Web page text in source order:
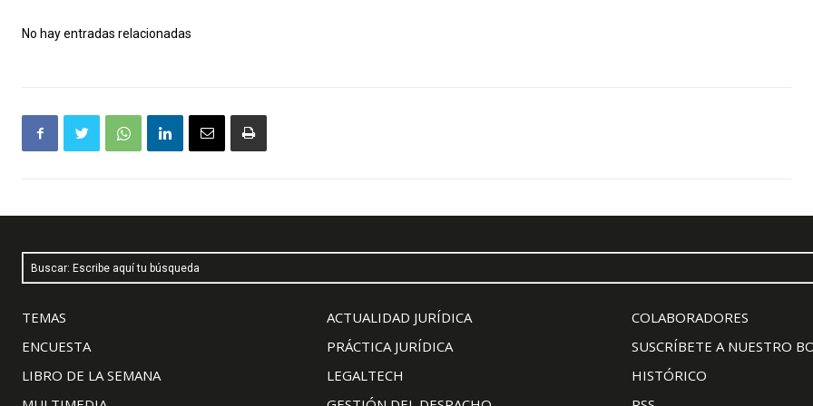
No hay entradas relacionadas
Buscar: Escribe aquí tu búsqueda
TEMAS
ENCUESTA
LIBRO DE LA SEMANA
ACTUALIDAD JURÍDICA
PRÁCTICA JURÍDICA
LEGALTECH
COLABORADORES
SUSCRÍBETE A NUESTRO
HISTÓRICO